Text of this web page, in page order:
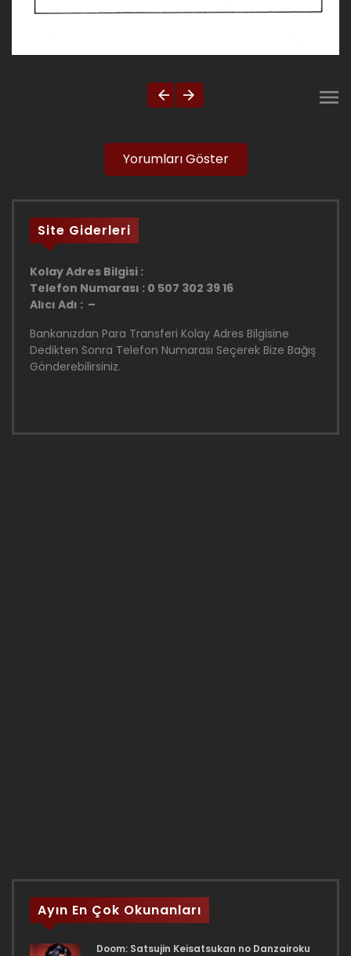
Yorumları Göster
Site Giderleri
Kolay Adres Bilgisi :
Telefon Numarası : 0 507 302 39 16
Alıcı Adı : –
Bankanızdan Para Transferi Kolay Adres Bilgisine
Dedikten Sonra Telefon Numarası Seçerek Bize Bağış
Gönderebilirsiniz.
Ayın En Çok Okunanları
Doom: Satsujin Keisatsukan no Danzairoku